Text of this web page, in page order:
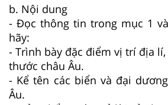
b. Nội dung
- Đọc thông tin trong mục 1
hãy:
- Trình bày đặc điểm vị trí địa
thước châu Âu.
- Kể tên các biển và đại
Âu.